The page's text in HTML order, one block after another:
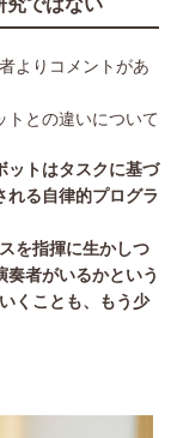
究ではない
よりコメントがあ
トとの違いについて
ットはタスクに基づ
れる自律的プログラ
を指揮に生かしつ
者がいるかという
くことも、もう少